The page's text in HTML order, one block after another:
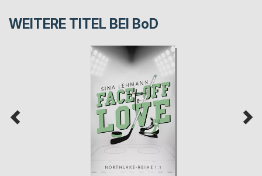
WEITERE TITEL BEI BoD